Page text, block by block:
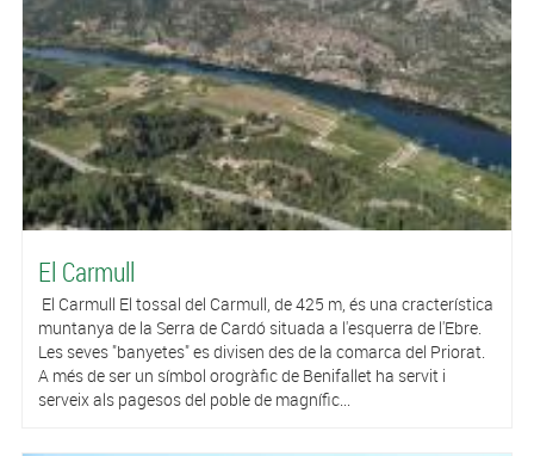
El Carmull
El Carmull El tossal del Carmull, de 425 m, és una cracterística
muntanya de la Serra de Cardó situada a l'esquerra de l'Ebre.
Les seves "banyetes" es divisen des de la comarca del Priorat.
A més de ser un símbol orogràfic de Benifallet ha servit i
serveix als pagesos del poble de magnífic...